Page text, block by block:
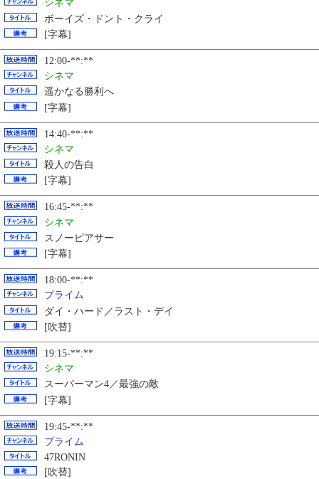
シネマ
ボーイズ・ドント・クライ
[字幕]
12:00-**:**
シネマ
遥かなる勝利へ
[字幕]
14:40-**:**
シネマ
殺人の告白
[字幕]
16:45-**:**
シネマ
スノーピアサー
[字幕]
18:00-**:**
プライム
ダイ・ハード／ラスト・デイ
[吹替]
19:15-**:**
シネマ
スーパーマン4／最強の敵
[字幕]
19:45-**:**
プライム
47RONIN
[吹替]